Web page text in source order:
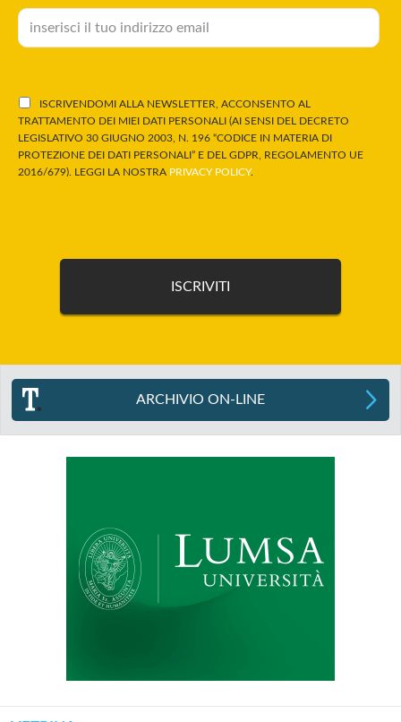
ISCRIVENDOMI ALLA NEWSLETTER, ACCONSENTO AL
TRATTAMENTO DEI MIEI DATI PERSONALI (AI SENSI DEL DECRETO
LEGISLATIVO 30 GIUGNO 2003, N. 196 “CODICE IN MATERIA DI
PROTEZIONE DEI DATI PERSONALI” E DEL GDPR, REGOLAMENTO UE
2016/679). LEGGI LA NOSTRA PRIVACY POLICY.
ARCHIVIO ON-LINE